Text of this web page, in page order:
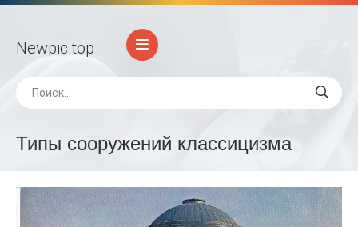
Newpic.top
Типы сооружений классицизма